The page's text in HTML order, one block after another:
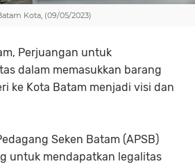
Kota, (09/05/2023)
Perjuangan untuk
dalam memasukkan barang
ke Kota Batam menjadi visi dan
Seken Batam (APSB)
untuk mendapatkan legalitas